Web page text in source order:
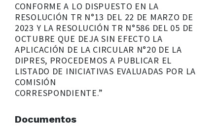
CONFORME A LO DISPUESTO EN LA
RESOLUCIÓN TR N°13 DEL 22 DE MARZO DE
2023 Y LA RESOLUCIÓN TR N°586 DEL 05 DE
OCTUBRE QUE DEJA SIN EFECTO LA
APLICACIÓN DE LA CIRCULAR N°20 DE LA
DIPRES, PROCEDEMOS A PUBLICAR EL
LISTADO DE INICIATIVAS EVALUADAS POR LA
COMISIÓN
CORRESPONDIENTE.”
Documentos